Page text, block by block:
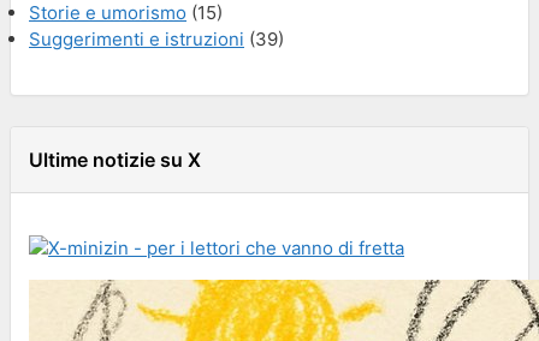
Storie e umorismo (15)
Suggerimenti e istruzioni (39)
Ultime notizie su X